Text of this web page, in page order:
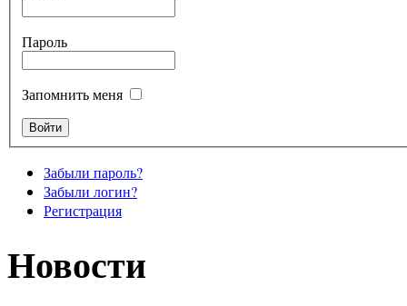
Пароль
Запомнить меня
Забыли пароль?
Забыли логин?
Регистрация
Новости